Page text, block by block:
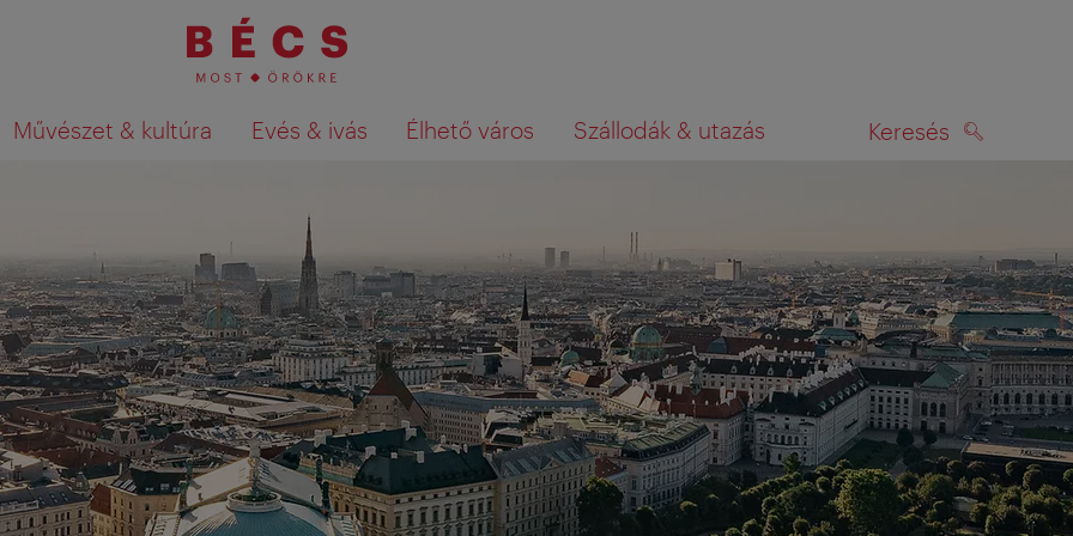
Művészet & kultúra Evés & ivás Élhető város Szállodák & utazás Keresés